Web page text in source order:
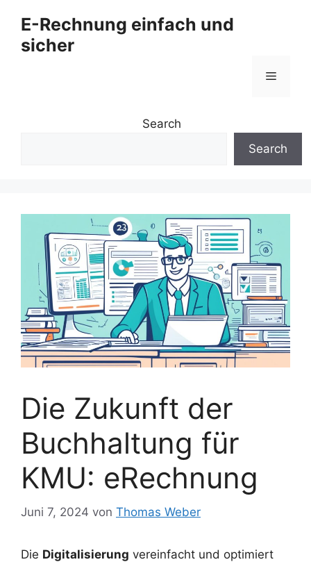
Inhalt
springen
E-Rechnung einfach und
sicher
Menü
Search
Search
Die Zukunft der
Buchhaltung für
KMU: eRechnung
Juni 7, 2024 von Thomas Weber
Die Digitalisierung vereinfacht und optimiert